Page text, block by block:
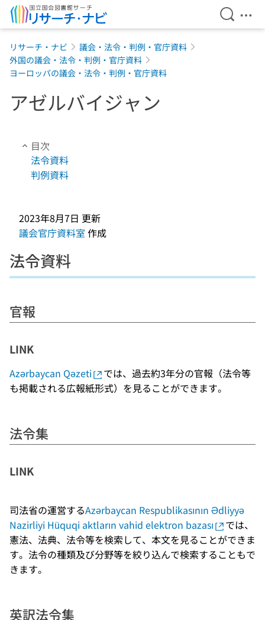
検索を
メ
リサーチ・ナビ
議会・法令・判例・官庁資料
外国の議会・法令・判例・官庁資料
ヨーロッパの議会・法令・判例・官庁資料
アゼルバイジャン
目次
法令資料
判例資料
2023年8月7日 更新
議会官庁資料室 作成
法令資料
官報
LINK
Azərbaycan Qəzeti
では、過去約3年分の官報（法令等
も掲載される広報紙形式）を見ることができます。
法令集
LINK
司法省の運営するAzərbaycan Respublikasının Ədliyyə
Nazirliyi Hüquqi aktların vahid elektron bazası
では、
憲法、法典、法令等を検索して、本文を見ることができま
す。法令の種類及び分野等を絞り込んで検索することもで
きます。
英訳法令集